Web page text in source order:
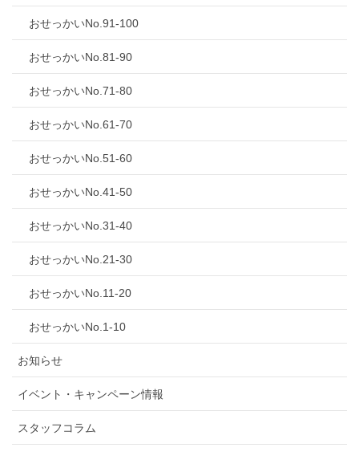
おせっかいNo.91-100
おせっかいNo.81-90
おせっかいNo.71-80
おせっかいNo.61-70
おせっかいNo.51-60
おせっかいNo.41-50
おせっかいNo.31-40
おせっかいNo.21-30
おせっかいNo.11-20
おせっかいNo.1-10
お知らせ
イベント・キャンペーン情報
スタッフコラム